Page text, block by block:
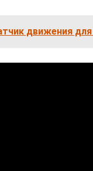
движения